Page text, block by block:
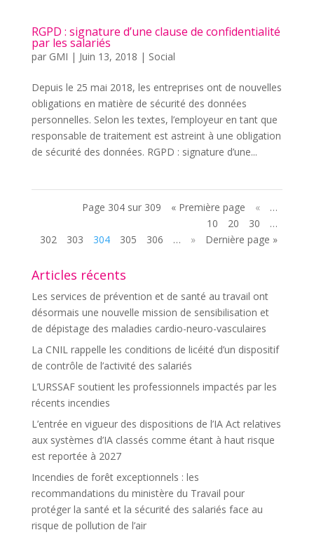
RGPD : signature d’une clause de confidentialité
par les salariés
par GMI | Juin 13, 2018 | Social
Depuis le 25 mai 2018, les entreprises ont de nouvelles
obligations en matière de sécurité des données
personnelles. Selon les textes, l’employeur en tant que
responsable de traitement est astreint à une obligation
de sécurité des données. RGPD : signature d’une...
Page 304 sur 309 « Première page «
…
10
20 30
…
302
303 304 305 306 … » Dernière page »
Articles récents
Les services de prévention et de santé au travail ont
désormais une nouvelle mission de sensibilisation et
de dépistage des maladies cardio-neuro-vasculaires
La CNIL rappelle les conditions de licéité d’un dispositif
de contrôle de l’activité des salariés
L’URSSAF soutient les professionnels impactés par les
récents incendies
L’entrée en vigueur des dispositions de l’IA Act relatives
aux systèmes d’IA classés comme étant à haut risque
est reportée à 2027
Incendies de forêt exceptionnels : les
recommandations du ministère du Travail pour
protéger la santé et la sécurité des salariés face au
risque de pollution de l’air